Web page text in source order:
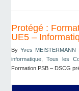
Protégé :
UE5 –
ByYves MEISTERMANN
informatique ,Tous les
Formation PSB – DSCG